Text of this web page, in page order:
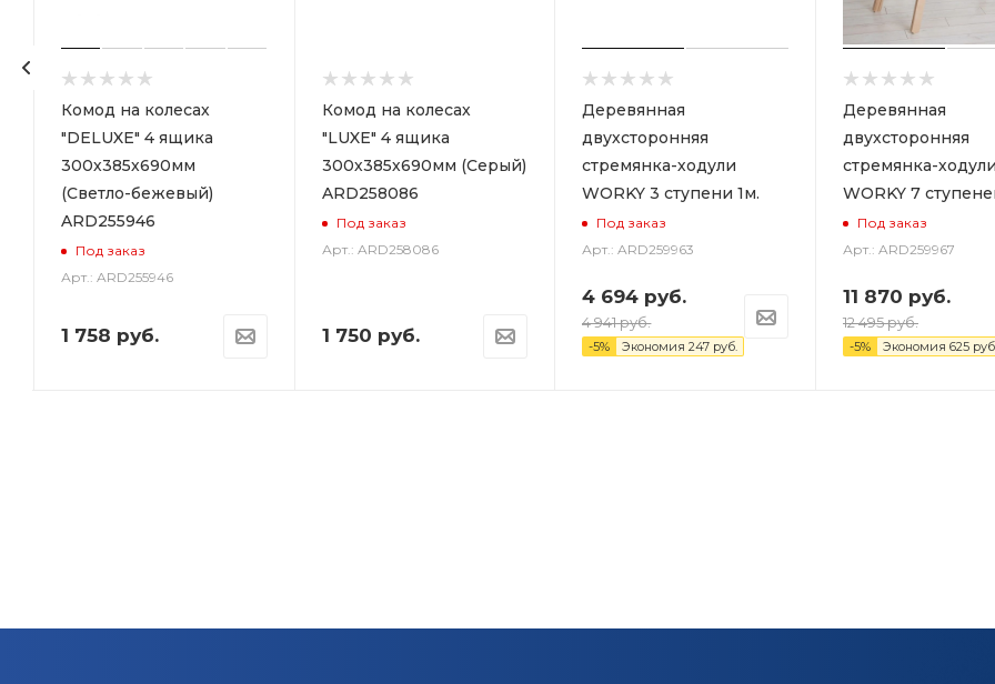
Комод на колесах
"DELUXE" 4 ящика
300х385х690мм
(Светло-бежевый)
ARD255946
Под заказ
Арт.: ARD255946
1 758 руб.
Комод на колесах
"LUXE" 4 ящика
300х385х690мм (Серый)
ARD258086
Под заказ
Арт.: ARD258086
1 750 руб.
Деревянная
двухсторонняя
стремянка-ходули
WORKY 3 ступени 1м.
Под заказ
Арт.: ARD259963
4 694 руб.
4 941руб.
-5% Экономия 247 руб.
Деревянная
двухсторонняя
стремянка-ходули
WORKY 7
Под заказ
Арт.: ARD259967
11 870 руб.
12 495руб.
-5% Экономия 625